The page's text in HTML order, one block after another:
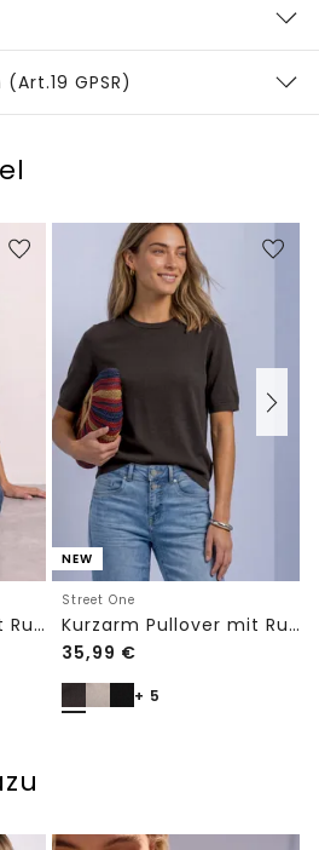
GPSR)
Kurzarm Pullover mit Rundhals und Streifen
NEW
Street One
Kurzarm Pullover mit Rundhals in Unifarbe
35,99 €
+ 5